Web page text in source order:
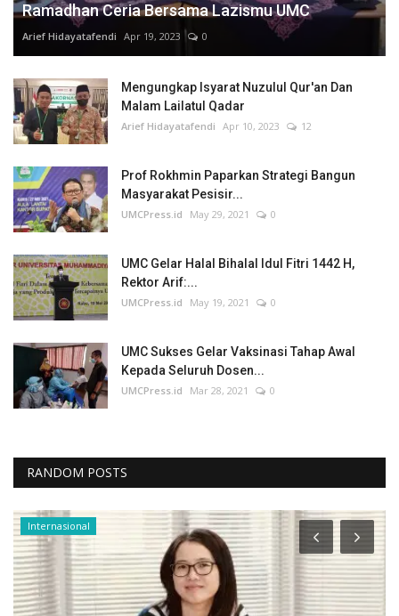
Ramadhan Ceria Bersama Lazismu UMC
Arief Hidayatafendi Apr 19, 2023 0
Mengungkap Isyarat Nuzulul Qur'an Dan
Malam Lailatul Qadar
Arief Hidayatafendi Apr 10, 2023 12
Prof Rokhmin Paparkan Strategi Bangun
Masyarakat Pesisir...
UMCPress.id May 29, 2021 0
UMC Gelar Halal Bihalal Idul Fitri 1442 H,
Rektor Arif:...
UMCPress.id May 19, 2021 0
UMC Sukses Gelar Vaksinasi Tahap Awal
Kepada Seluruh Dosen...
UMCPress.id Mar 28, 2021 0
RANDOM POSTS
Internasional